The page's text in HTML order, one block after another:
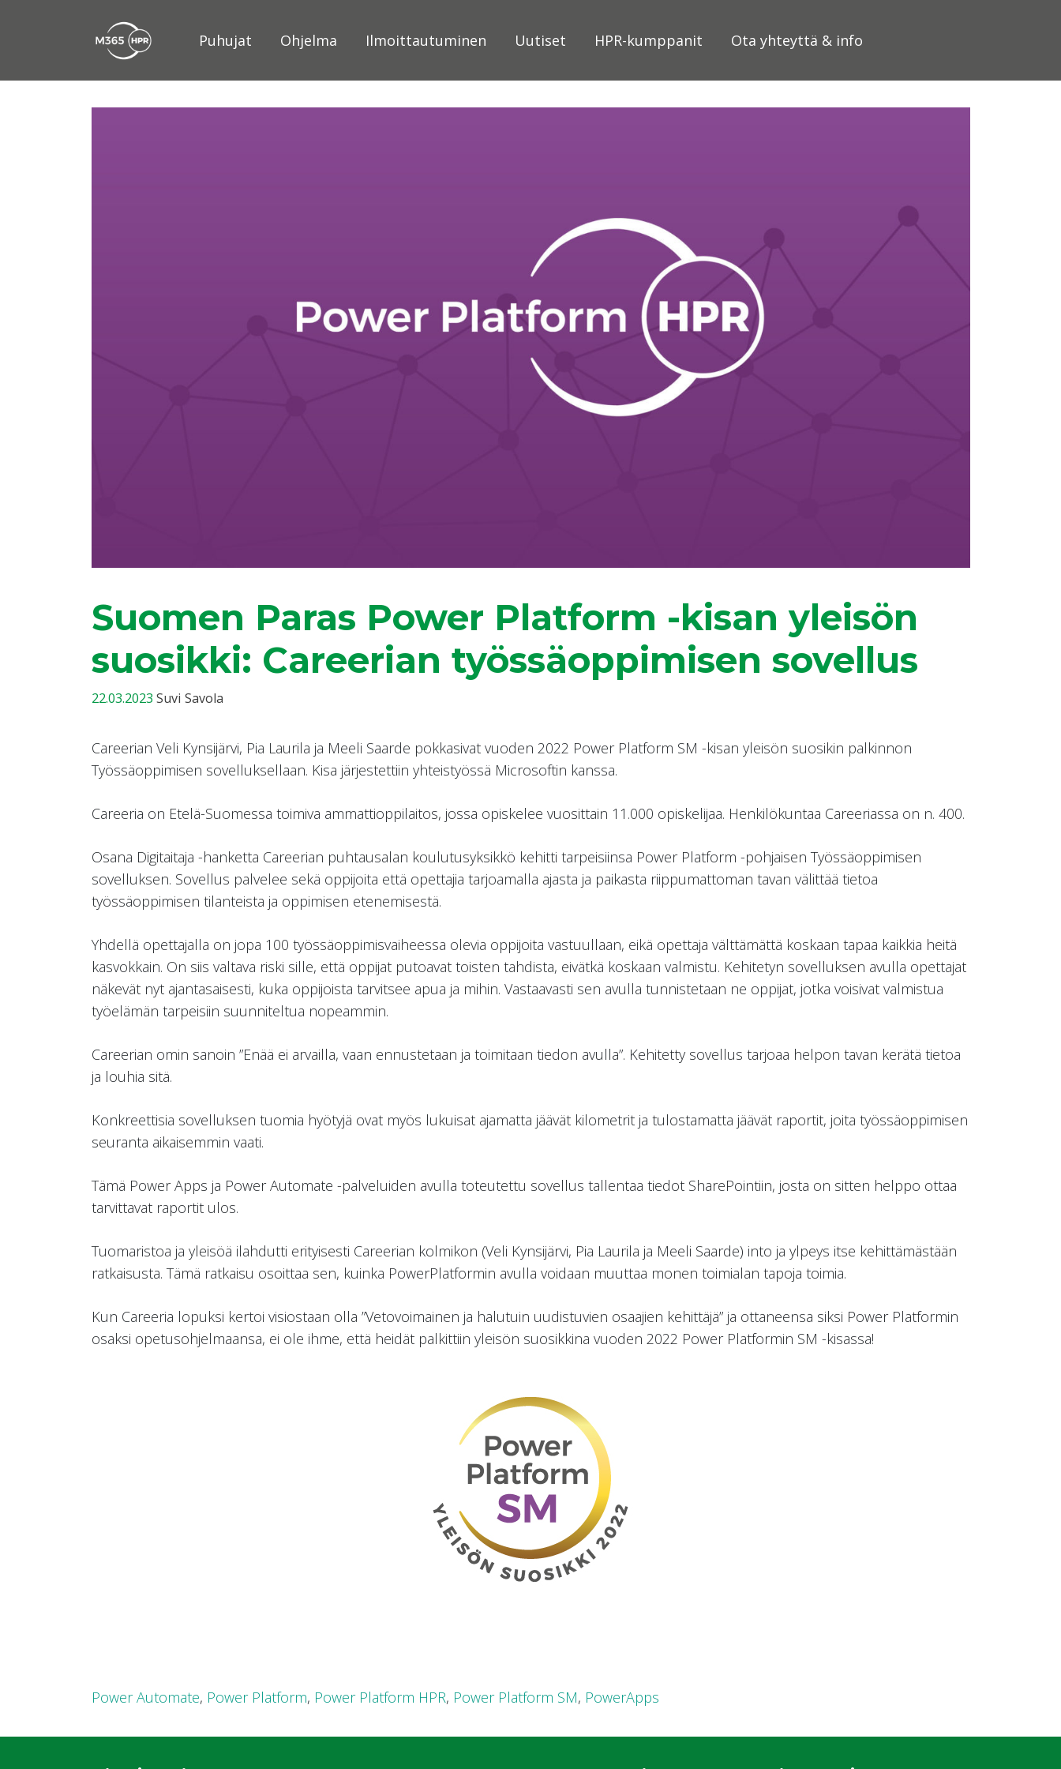
Puhujat Ohjelma Ilmoittautuminen Uutiset HPR-kumppanit Ota yhteyttä & info
Suomen Paras Power Platform -kisan yleisön
suosikki: Careerian työssäoppimisen sovellus
22.03.2023 Suvi Savola
Careerian Veli Kynsijärvi, Pia Laurila ja Meeli Saarde pokkasivat vuoden 2022 Power Platform SM -kisan yleisön suosikin palkinnon
Työssäoppimisen sovelluksellaan. Kisa järjestettiin yhteistyössä Microsoftin kanssa.
Careeria on Etelä-Suomessa toimiva ammattioppilaitos, jossa opiskelee vuosittain 11.000 opiskelijaa. Henkilökuntaa Careeriassa on n. 400.
Osana Digitaitaja -hanketta Careerian puhtausalan koulutusyksikkö kehitti tarpeisiinsa Power Platform -pohjaisen Työssäoppimisen
sovelluksen. Sovellus palvelee sekä oppijoita että opettajia tarjoamalla ajasta ja paikasta riippumattoman tavan välittää tietoa
työssäoppimisen tilanteista ja oppimisen etenemisestä.
Yhdellä opettajalla on jopa 100 työssäoppimisvaiheessa olevia oppijoita vastuullaan, eikä opettaja välttämättä koskaan tapaa kaikkia heitä
kasvokkain. On siis valtava riski sille, että oppijat putoavat toisten tahdista, eivätkä koskaan valmistu. Kehitetyn sovelluksen avulla opettajat
näkevät nyt ajantasaisesti, kuka oppijoista tarvitsee apua ja mihin. Vastaavasti sen avulla tunnistetaan ne oppijat, jotka voisivat valmistua
työelämän tarpeisiin suunniteltua nopeammin.
Careerian omin sanoin ”Enää ei arvailla, vaan ennustetaan ja toimitaan tiedon avulla”. Kehitetty sovellus tarjoaa helpon tavan kerätä tietoa
ja louhia sitä.
Konkreettisia sovelluksen tuomia hyötyjä ovat myös lukuisat ajamatta jäävät kilometrit ja tulostamatta jäävät raportit, joita työssäoppimisen
seuranta aikaisemmin vaati.
Tämä Power Apps ja Power Automate -palveluiden avulla toteutettu sovellus tallentaa tiedot SharePointiin, josta on sitten helppo ottaa
tarvittavat raportit ulos.
Tuomaristoa ja yleisöä ilahdutti erityisesti Careerian kolmikon (Veli Kynsijärvi, Pia Laurila ja Meeli Saarde) into ja ylpeys itse kehittämästään
ratkaisusta. Tämä ratkaisu osoittaa sen, kuinka PowerPlatformin avulla voidaan muuttaa monen toimialan tapoja toimia.
Kun Careeria lopuksi kertoi visiostaan olla ”Vetovoimainen ja halutuin uudistuvien osaajien kehittäjä” ja ottaneensa siksi Power Platformin
osaksi opetusohjelmaansa, ei ole ihme, että heidät palkittiin yleisön suosikkina vuoden 2022 Power Platformin SM -kisassa!
Power Automate, Power Platform, Power Platform HPR, Power Platform SM, PowerApps